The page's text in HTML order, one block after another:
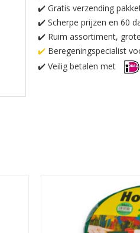
✔️ Gratis verzending
✔️ Scherpe prijzen en 60
✔️ Ruim assortiment,
✔️ Beregeningspecialist
✔️ Veilig betalen met